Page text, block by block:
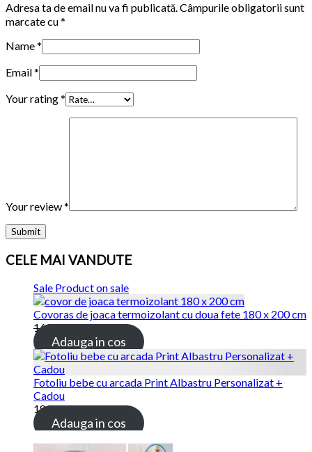
Adresa ta de email nu va fi publicată.Câmpurile obligatorii sunt
marcate cu*
Name*
Email*
Your rating*
Your review*
CELE MAI VANDUTE
Sale Product on sale
Covoras de joaca termoizolant cu doua fete 180 x 200 cm
169.00lei115.00lei
Adauga in cos
Fotoliu bebe cu arcada Print Albastru Personalizat +
Cadou
189.00lei
Adauga in cos